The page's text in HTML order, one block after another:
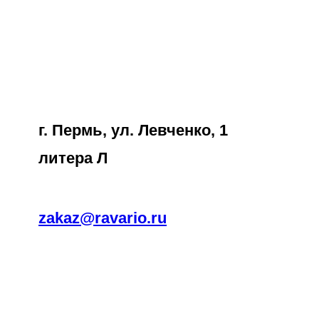
г. Пермь, ул. Левченко, 1
литера Л
zakaz@ravario.ru